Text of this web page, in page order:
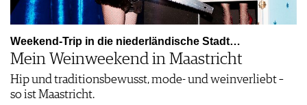
Weekend-Trip in die niederländische Stadt…
Mein Weinweekend in Maastricht
Hip und traditionsbewusst, mode- und weinverliebt –
so ist Maastricht.